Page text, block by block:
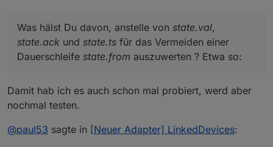
Was hälst Du davon, anstelle von state.val,
state.ack und state.ts für das Vermeiden einer
Dauerschleife state.from auszuwerten ? Etwa so:
Damit hab ich es auch schon mal probiert, werd aber
nochmal testen.
@paul53 sagte in [Neuer Adapter] LinkedDevices: